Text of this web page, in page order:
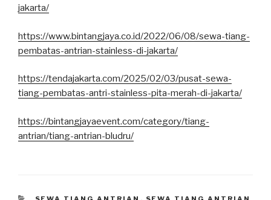
jakarta/
https://www.bintangjaya.co.id/2022/06/08/sewa-tiang-
pembatas-antrian-stainless-di-jakarta/
https://tendajakarta.com/2025/02/03/pusat-sewa-
tiang-pembatas-antri-stainless-pita-merah-di-jakarta/
https://bintangjayaevent.com/category/tiang-
antrian/tiang-antrian-bludru/